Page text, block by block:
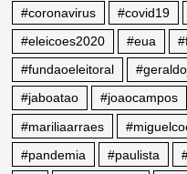
#coronavirus
#covid19
#eleicoes2020
#eua
#fundaoeleitoral
#jaboatao
#joaocampos
#mariliaarraes
#pandemia
#paulista